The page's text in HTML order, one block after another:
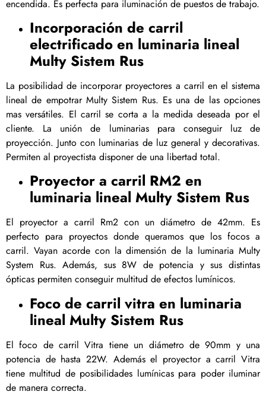
encendida. Es perfecta para iluminación de puestos de trabajo.
Incorporación de carril
electrificado en luminaria lineal
Multy Sistem Rus
La posibilidad de incorporar proyectores a carril en el sistema
lineal de empotrar Multy Sistem Rus. Es una de las opciones
mas versátiles. El carril se corta a la medida deseada por el
cliente. La unión de luminarias para conseguir luz de
proyección. Junto con luminarias de luz general y decorativas.
Permiten al proyectista disponer de una libertad total.
Proyector a carril RM2 en
luminaria lineal Multy Sistem Rus
El proyector a carril Rm2 con un diámetro de 42mm. Es
perfecto para proyectos donde queramos que los focos a
carril. Vayan acorde con la dimensión de la luminaria Multy
System Rus. Además, sus 8W de potencia y sus distintas
ópticas permiten conseguir multitud de efectos lumínicos.
Foco de carril vitra en luminaria
lineal Multy Sistem Rus
El foco de carril Vitra tiene un diámetro de 90mm y una
potencia de hasta 22W. Además el proyector a carril Vitra
tiene multitud de posibilidades lumínicas para poder iluminar
de manera correcta.